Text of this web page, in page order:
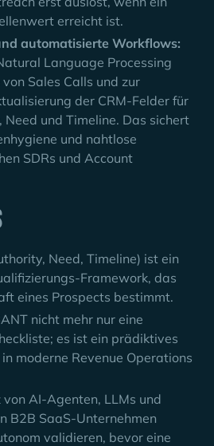
erreicht ist.
automatisierte Workflows:
Language Processing
Sales Calls und zur
der CRM-Felder für
und Timeline. Das sichert
und nahtlose
SDRs und Account
Need, Timeline) ist ein
Framework, das
eines Prospects bestimmt.
nicht mehr nur eine
es ist ein prädiktives
moderne Revenue Operations
von AI-Agenten, LLMs und
B2B SaaS-Unternehmen
validieren, bevor eine